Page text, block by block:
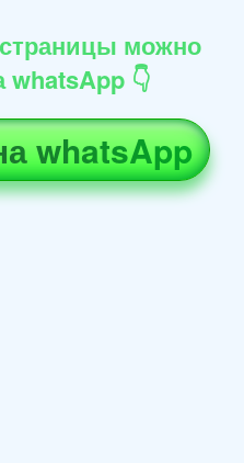
можно
whatsApp 👇
whatsApp